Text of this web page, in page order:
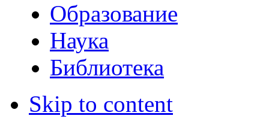
Образование
Наука
Библиотека
Skip to content